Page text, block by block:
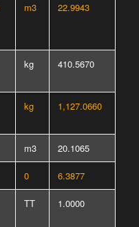
m3 22.9943
kg 410.5670
kg 1,127.0660
m3 20.1065
0 6.3877
TT 1.0000